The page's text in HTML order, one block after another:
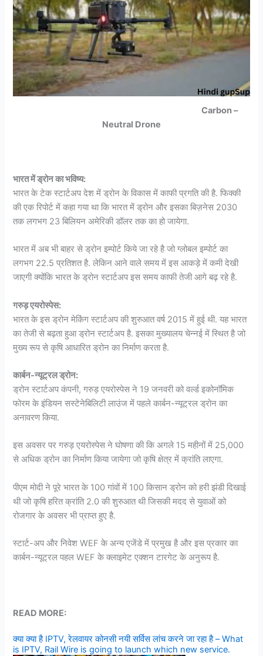
Carbon –
Neutral Drone
भारत में ड्रोन का भविष्य:
भारत के टेक स्टार्टअप देश में ड्रोन के विकास में काफी प्रगति की है. फिक्की
की एक रिपोर्ट में कहा गया था कि भारत में ड्रोन और इसका बिज़नेस 2030
तक लगभग 23 बिलियन अमेरिकी डॉलर तक का हो जायेगा.
भारत में अब भी बाहर से ड्रोन इम्पोर्ट किये जा रहे है जो ग्लोबल इम्पोर्ट का
लगभग 22.5 प्रतिशत है. लेकिन आने वाले समय में इस आकड़े में कमी देखी
जाएगी क्योंकि भारत के ड्रोन स्टार्टअप इस समय काफी तेजी आगे बढ़ रहे है.
गरुड़ एयरोस्पेस:
भारत के इस ड्रोन मेकिंग स्टार्टअप की शुरुआत वर्ष 2015 में हुई थी. यह भारत
का तेजी से बढ़ता हुआ ड्रोन स्टार्टअप है. इसका मुख्यालय चेन्नई में स्थित है जो
मुख्य रूप से कृषि आधारित ड्रोन का निर्माण करता है.
कार्बन-न्यूट्रल ड्रोन:
ड्रोन स्टार्टअप कंपनी, गरुड़ एयरोस्पेस ने 19 जनवरी को वर्ल्ड इकोनॉमिक
फोरम के इंडियन सस्टेनेबिलिटी लाउंज में पहले कार्बन-न्यूट्रल ड्रोन का
अनावरण किया.
इस अवसर पर गरुड़ एयरोस्पेस ने घोषणा की कि अगले 15 महीनों में 25,000
से अधिक ड्रोन का निर्माण किया जायेगा जो कृषि क्षेत्र में क्रांति लाएगा.
पीएम मोदी ने पूरे भारत के 100 गांवों में 100 किसान ड्रोन को हरी झंडी दिखाई
थी जो कृषि हरित क्रांति 2.0 की शुरुआत थी जिसकी मदद से युवाओं को
रोजगार के अवसर भी प्राप्त हुए है.
स्टार्ट-अप और निवेश WEF के अन्य एजेंडे में प्रमुख है और इस प्रकार का
कार्बन-न्यूट्रल पहल WEF के क्लाइमेट एक्शन टारगेट के अनुरूप है.
READ MORE:
क्या क्या है IPTV, रेलवायर कोनसी नयी सर्विस लांच करने जा रहा है – What
is IPTV, Rail Wire is going to launch which new service.